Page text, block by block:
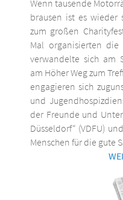
Wenn tausende
brausen ist es wieder
zum großen
Mal organisierten
verwandelte sich am
am Höher Weg zum
engagieren sich
und
der Freunde und
Düsseldorf“ (VDFU)
Menschen für die gute